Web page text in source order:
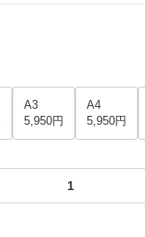
A3
5,950円
A4
5,950円